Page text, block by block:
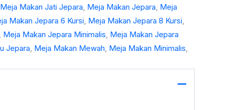
Meja Makan Jati Jepara Meja Makan Jepara Meja
Makan Jepara 6 Kursi Meja Makan Jepara 8 Kursi
Meja Makan Jepara Minimalis Meja Makan Jepara
Jepara Meja Makan Mewah Meja Makan Minimalis